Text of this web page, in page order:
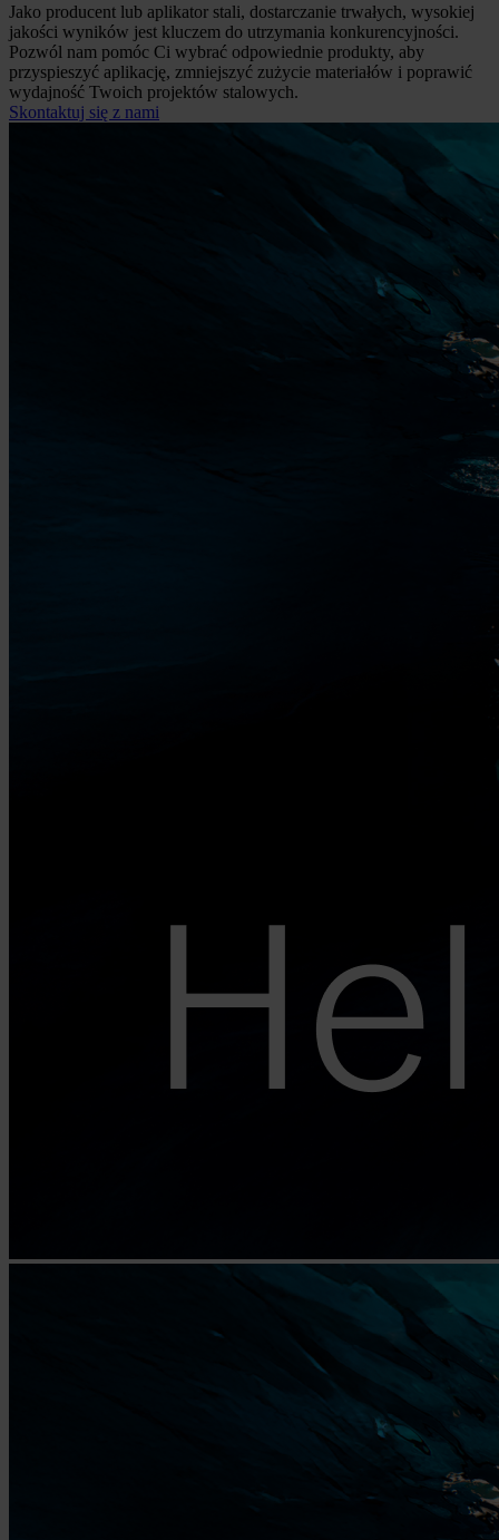
Jako producent lub aplikator stali, dostarczanie trwałych, wysokiej
jakości wyników jest kluczem do utrzymania konkurencyjności.
Pozwól nam pomóc Ci wybrać odpowiednie produkty, aby
przyspieszyć aplikację, zmniejszyć zużycie materiałów i poprawić
wydajność Twoich projektów stalowych.
Skontaktuj się z nami